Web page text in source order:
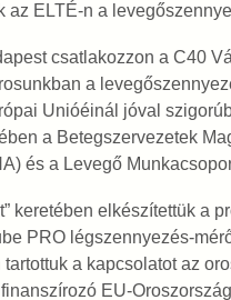
az ELTÉ-n a
csatlakozzon a C40
a
Unióéinál jóval
a Betegszervezetek
és a Levegő
keretében elkészítettük a
PRO légszennyezés-
a kapcsolatot az
EU-